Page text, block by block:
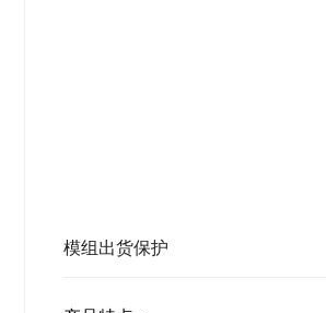
模组出货保护